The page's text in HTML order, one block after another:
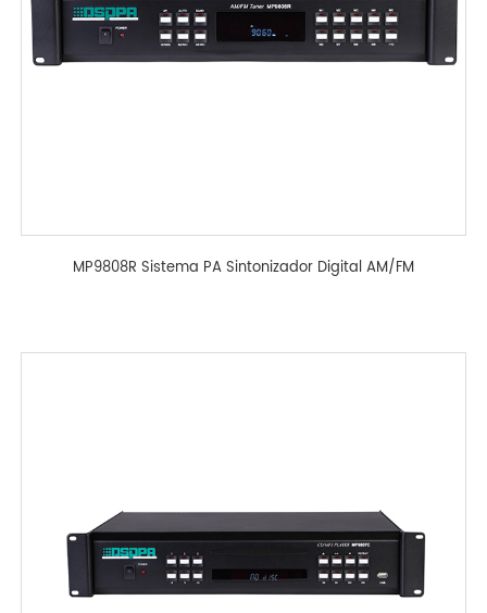
MP9808R Sistema PA Sintonizador Digital AM/FM